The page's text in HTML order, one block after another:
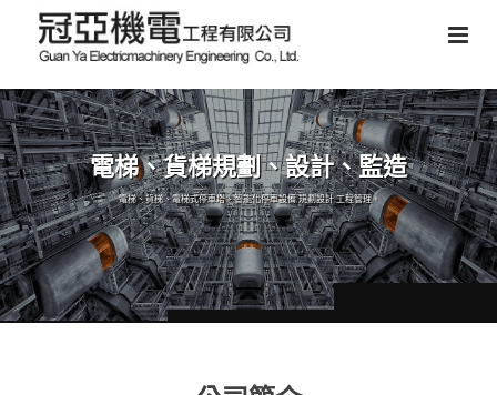
電梯、貨梯規劃、設計、監造
電梯、貨梯、電梯式停車塔、智能化停車設備,規劃設計,工程管理。